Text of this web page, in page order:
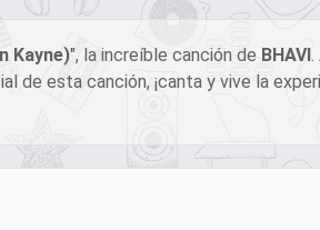
Kayne)", la increíble canción de BHAVI.
de esta canción, ¡canta y vive la